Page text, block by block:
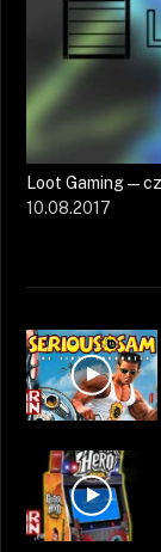
Loot Gaming —
10.08.2017